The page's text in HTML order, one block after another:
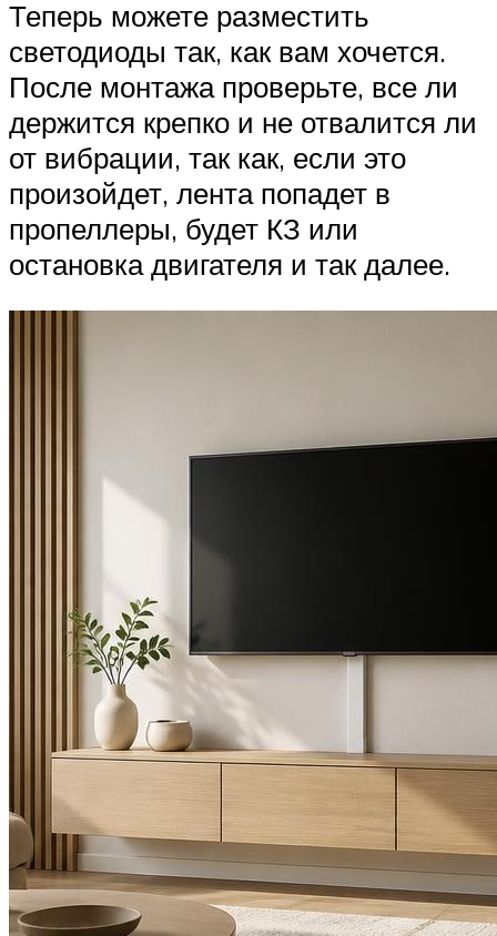
Теперь можете разместить
светодиоды так, как вам хочется.
После монтажа проверьте, все ли
держится крепко и не отвалится ли
от вибрации, так как, если это
произойдет, лента попадет в
пропеллеры, будет КЗ или
остановка двигателя и так далее.